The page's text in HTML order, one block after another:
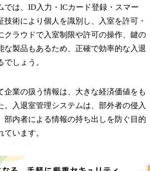
では、ID入力・ICカード登録・スマー
技術により個人を識別し、入室を許可・
クラウドで入室制限や許可の操作、鍵の
な製品もあるため、正確で効率的な入退
しょう。
企業の扱う情報は、大きな経済価値をも
。入退室管理システムは、部外者の侵入
部内者による情報の持ち出しを防ぐ目的
います。